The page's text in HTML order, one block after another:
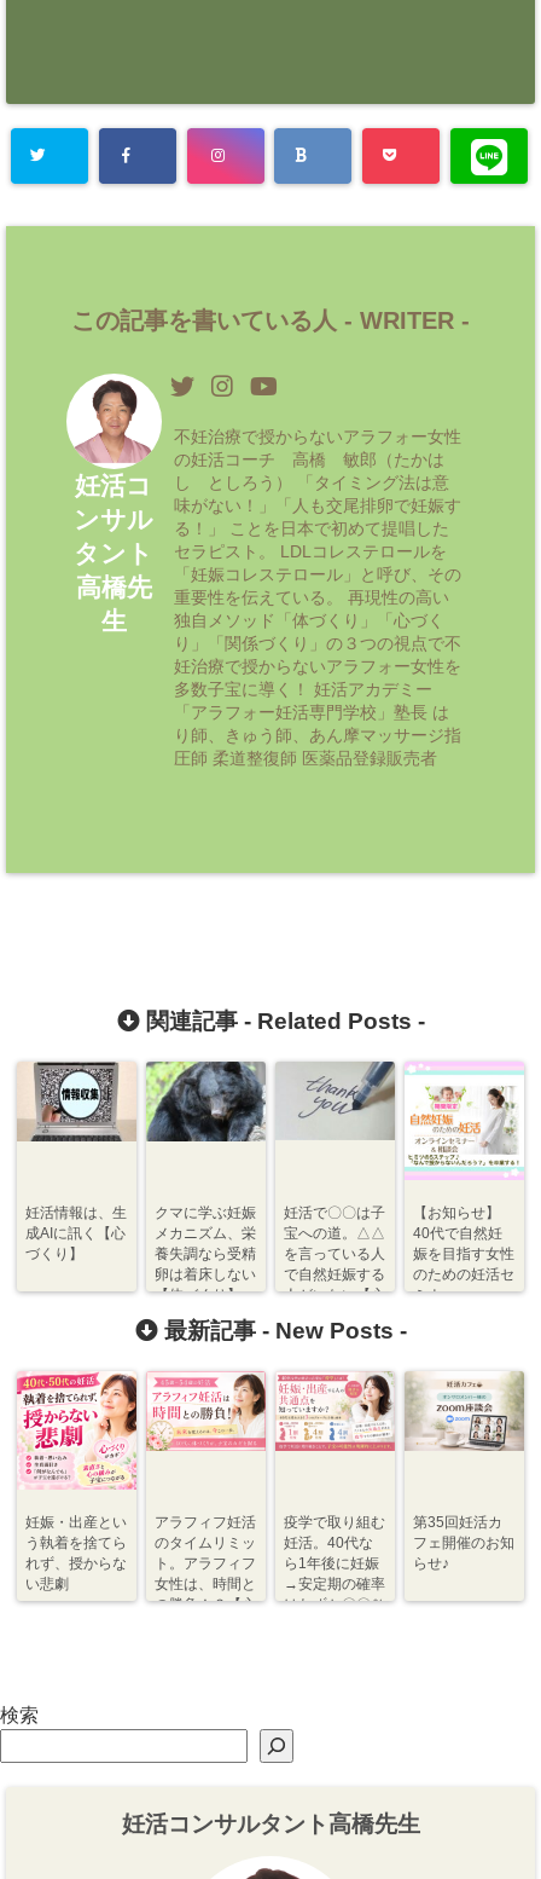
この記事を書いている人 - WRITER -
妊活コ
ンサル
タント
高橋先
生
不妊治療で授からないアラフォー女性
の妊活コーチ 高橋 敏郎（たかは
し としろう） 「タイミング法は意
味がない！」「人も交尾排卵で妊娠す
る！」 ことを日本で初めて提唱した
セラピスト。 LDLコレステロールを
「妊娠コレステロール」と呼び、その
重要性を伝えている。 再現性の高い
独自メソッド「体づくり」「心づく
り」「関係づくり」の３つの視点で不
妊治療で授からないアラフォー女性を
多数子宝に導く！ 妊活アカデミー
「アラフォー妊活専門学校」塾長 は
り師、きゅう師、あん摩マッサージ指
圧師 柔道整復師 医薬品登録販売者
関連記事 - Related Posts -
妊活情報は、生
成AIに訊く【心
づくり】
クマに学ぶ妊娠
メカニズム、栄
養失調なら受精
卵は着床しない
【体づくり】
妊活で〇〇は子
宝への道。△△
を言っている人
で自然妊娠する
人がいない【心
くり】
【お知らせ】
40代で自然妊
娠を目指す女性
のための妊活セ
ミナー
最新記事 - New Posts -
妊娠・出産とい
う執着を捨てら
れず、授からな
い悲劇
アラフィフ妊活
のタイムリミッ
ト。アラフィフ
女性は、時間と
の勝負！？【心
疫学で取り組む
妊活。40代な
ら1年後に妊娠
→安定期の確率
はわずか〇〇％
第35回妊活カ
フェ開催のお知
らせ♪
検索
妊活コンサルタント高橋先生